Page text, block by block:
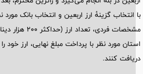
با انتخاب گزینهٔ ارز اربعین و انتخاب بانک مورد
مشخصات فردی،
استان مورد نظر با پرداخت مبلغ نهایی، ارز خود
دریافت کنند.